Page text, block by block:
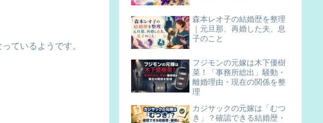
ているようです。
森本レオ子の結婚歴を整理
｜元旦那、再婚した夫、息
子のこと
フジモンの元嫁は木下優樹
菜！「事務所総出」騒動・
離婚理由・現在の関係を整
理
カジサックの元嫁は「むつ
き」？確認できる結婚歴・